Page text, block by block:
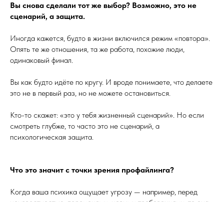
Вы снова сделали тот же выбор? Возможно, это не
сценарий, а защита.
Иногда кажется, будто в жизни включился режим «повтора».
Опять те же отношения, та же работа, похожие люди,
одинаковый финал.
Вы как будто идёте по кругу. И вроде понимаете, что делаете
это не в первый раз, но не можете остановиться.
Кто-то скажет: «это у тебя жизненный сценарий». Но если
смотреть глубже, то часто это не сценарий, а
психологическая защита.
Что это значит с точки зрения профайлинга?
Когда ваша психика ощущает угрозу — например, перед